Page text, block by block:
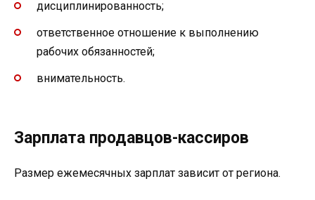
дисциплинированность;
ответственное отношение к выполнению
рабочих обязанностей;
внимательность.
Зарплата продавцов-кассиров
Размер ежемесячных зарплат зависит от региона.